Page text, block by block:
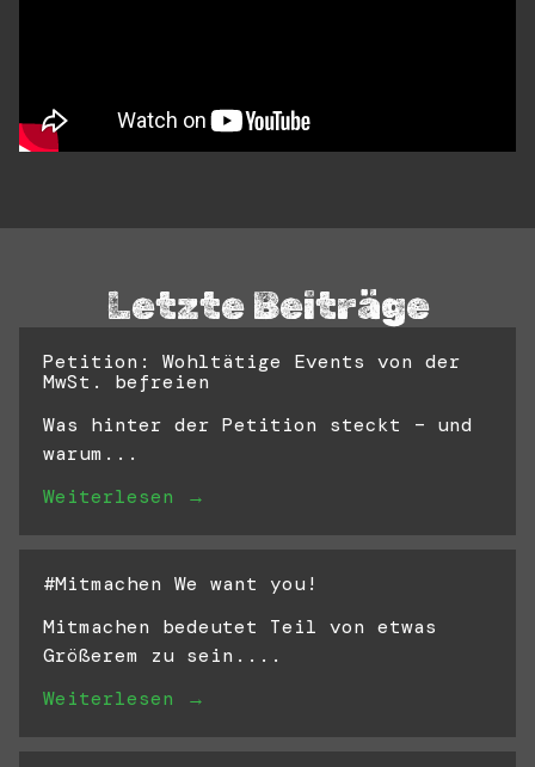
Letzte Beiträge
Petition: Wohltätige Events von der
MwSt. befreien
Was hinter der Petition steckt – und
warum...
Weiterlesen →
#Mitmachen We want you!
Mitmachen bedeutet Teil von etwas
Größerem zu sein....
Weiterlesen →